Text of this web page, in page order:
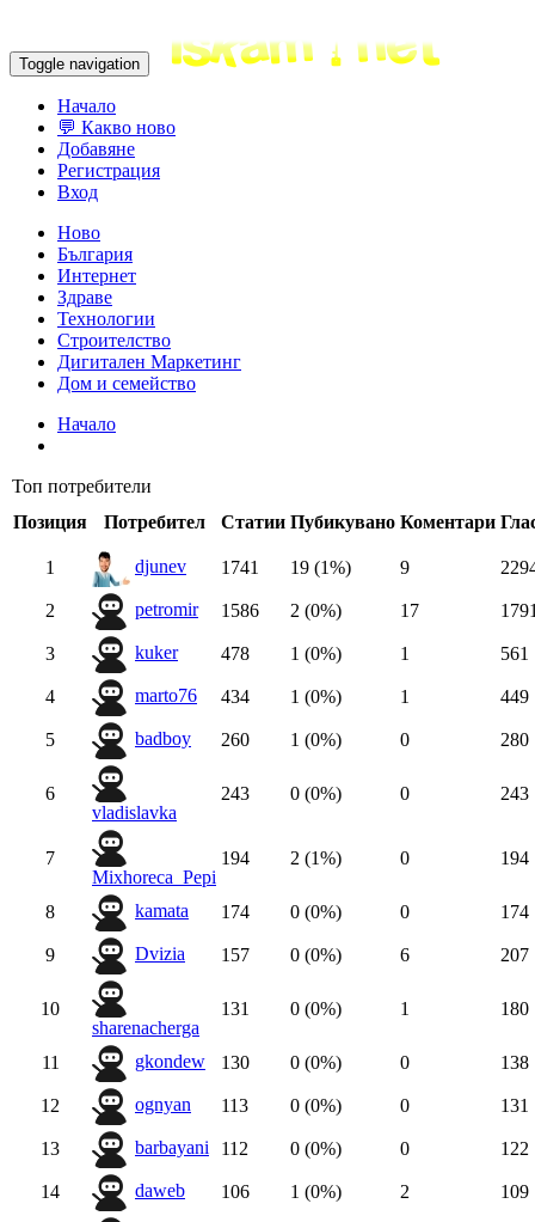
Toggle navigation
Начало
💬 Какво ново
Добавяне
Регистрация
Вход
Ново
България
Интернет
Здраве
Технологии
Строителство
Дигитален Маркетинг
Дом и семейство
Начало
Топ потребители
Позиция
Потребител Статии Пубикувано Комeнтари
1 djunev 1741 19 (1%) 9
2 petromir 1586 2 (0%) 17
3 kuker 478 1 (0%) 1 561
4 marto76 434 1 (0%) 1 449
5 badboy 260 1 (0%) 0 280
6
vladislavka
243 0 (0%) 0 243
7
Mixhoreca_Pepi
194 2 (1%) 0 194
8 kamata 174 0 (0%) 0 174
9 Dvizia 157 0 (0%) 6 207
10
sharenacherga
131 0 (0%) 1 180
11 gkondew 130 0 (0%) 0 138
12 ognyan 113 0 (0%) 0 131
13 barbayani 112 0 (0%) 0 122
14 daweb 106 1 (0%) 2 109